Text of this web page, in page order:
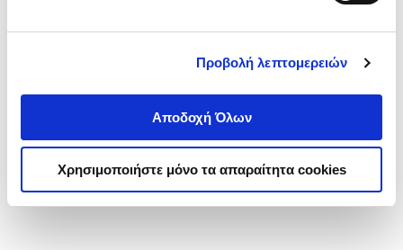
Προβολή λεπτομερειών
Αποδοχή Όλων
Χρησιμοποιήστε μόνο τα απαραίτητα cookies